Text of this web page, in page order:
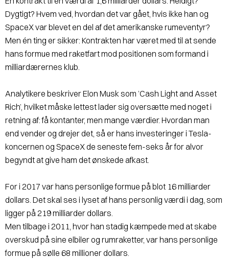
Dygtigt? Hvem ved, hvordan det var gået, hvis ikke han og
SpaceX var blevet en del af det amerikanske rumeventyr?
Men én ting er sikker: Kontrakten har været med til at sende
hans formue med raketfart mod positionen som formand i
milliardærernes klub.
Analytikere beskriver Elon Musk som ’Cash Light and Asset
Rich’, hvilket måske lettest lader sig oversætte med noget i
retning af: få kontanter, men mange værdier. Hvordan man
end vender og drejer det, så er hans investeringer i Tesla-
koncernen og SpaceX de seneste fem-seks år for alvor
begyndt at give ham det ønskede afkast.
For i 2017 var hans personlige formue på blot 16 milliarder
dollars. Det skal ses i lyset af hans personlig værdi i dag, som
ligger på 219 milliarder dollars.
Men tilbage i 2011, hvor han stadig kæmpede med at skabe
overskud på sine elbiler og rumraketter, var hans personlige
formue på sølle 68 millioner dollars.